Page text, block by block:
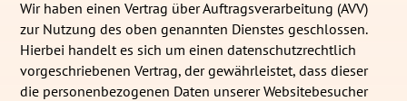
Wir haben einen Vertrag über Auftragsverarbeitung (AVV)
zur Nutzung des oben genannten Dienstes geschlossen.
Hierbei handelt es sich um einen datenschutzrechtlich
vorgeschriebenen Vertrag, der gewährleistet, dass dieser
die personenbezogenen Daten unserer Websitebesucher